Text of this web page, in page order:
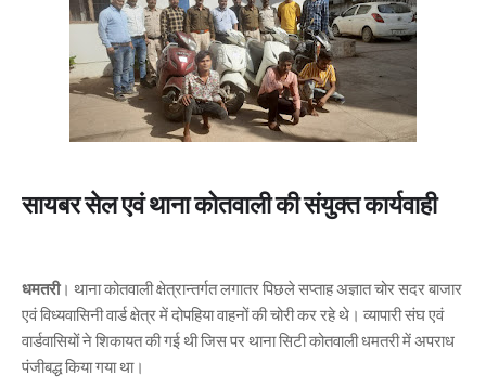
सायबर सेल एवं थाना कोतवाली की संयुक्त कार्यवाही
धमतरी। थाना कोतवाली क्षेत्रान्तर्गत लगातर पिछले सप्ताह अज्ञात चोर सदर बाजार
एवं विध्यवासिनी वार्ड क्षेत्र में दोपहिया वाहनों की चोरी कर रहे थे। व्यापारी संघ एवं
वार्डवासियों ने शिकायत की गई थी जिस पर थाना सिटी कोतवाली धमतरी में अपराध
पंजीबद्ध किया गया था।